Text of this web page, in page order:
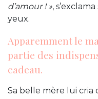
d’amour ! »,
yeux.
Apparemment le
partie des
cadeau.
Sa belle mère lui cria